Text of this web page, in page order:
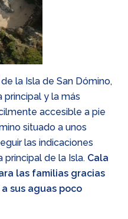
la Isla de San Dómino,
principal y la más
accesible a pie
situado a unos
las indicaciones
principal de la Isla. Cala
las familias gracias
sus aguas poco